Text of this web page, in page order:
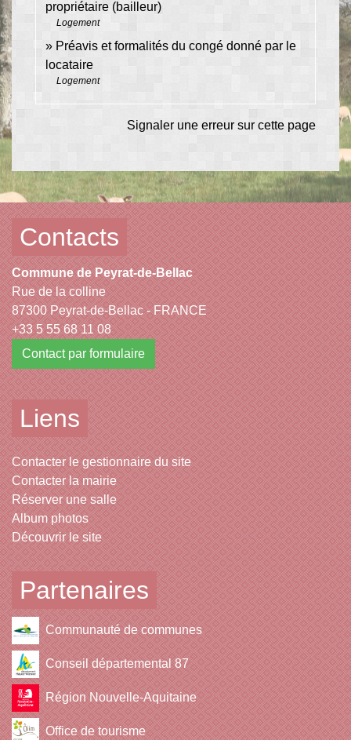
propriétaire (bailleur)
Logement
Préavis et formalités du congé donné par le
locataire
Logement
Signaler une erreur sur cette page
Contacts
Commune de Peyrat-de-Bellac
Rue de la colline
87300 Peyrat-de-Bellac - FRANCE
+33 5 55 68 11 08
Contact par formulaire
Liens
Contacter le gestionnaire du site
Contacter la mairie
Réserver une salle
Album photos
Découvrir le site
Partenaires
Communauté de communes
Conseil départemental 87
Région Nouvelle-Aquitaine
Office de tourisme